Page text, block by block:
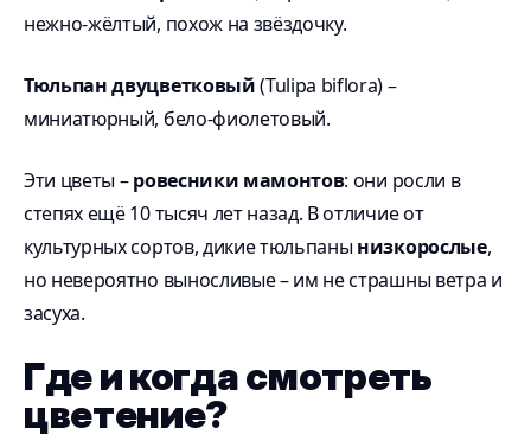
нежно-жёлтый, похож на звёздочку.
Тюльпан двуцветковый(Tulipa biflora) –
миниатюрный, бело-фиолетовый.
Эти цветы –ровесники мамонтов: они росли в
степях ещё 10 тысяч лет назад. В отличие от
культурных сортов, дикие тюльпаны низкорослые,
но невероятно выносливые – им не страшны ветра и
засуха.
Где и когда смотреть
цветение?